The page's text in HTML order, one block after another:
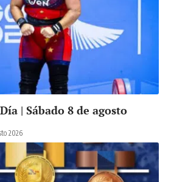
| Sábado 8 de agosto
2026